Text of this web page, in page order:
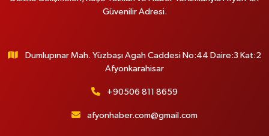
Güvenilir Adresi.
Dumlupınar Mah. Yüzbaşı Agah Caddesi No:44 Daire:3 Kat:2
Afyonkarahisar
+90506 811 8659
afyonhaber.com@gmail.com